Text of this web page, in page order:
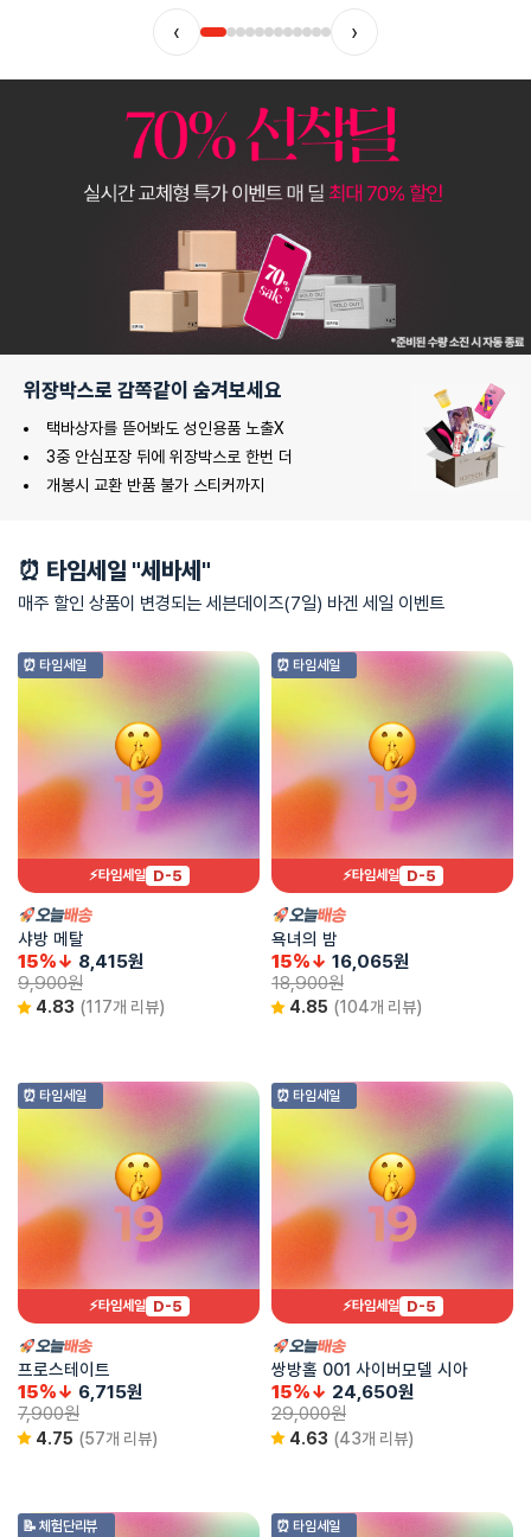
‹ ›
위장박스로 감쪽같이 숨겨보세요
택바상자를 뜯어봐도 성인용품 노출X
3중 안심포장 뒤에 위장박스로 한번 더
개봉시 교환 반품 불가 스티커까지
⏰ 타임세일 "세바세"
매주 할인 상품이 변경되는 세븐데이즈(7일) 바겐 세일 이벤트
⚡타임세일 D-5
⏰ 타임세일
샤방 메탈
15%↓ 8,415원
9,900원
4.83 (117개 리뷰)
⚡타임세일 D-5
⏰ 타임세일
욕녀의 밤
15%↓ 16,065원
18,900원
4.85 (104개 리뷰)
⚡타임세일 D-5
⏰ 타임세일
프로스테이트
15%↓ 6,715원
7,900원
4.75 (57개 리뷰)
⚡타임세일 D-5
⏰ 타임세일
쌍방홀 001 사이버모델 시아
15%↓ 24,650원
29,000원
4.63 (43개 리뷰)
📝 체험단리뷰
⏰ 타임세일